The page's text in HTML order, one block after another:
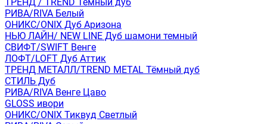
РИВА/RIVA Белый
ОНИКС/ONIX Дуб Аризона
НЬЮ ЛАЙН/ NEW LINE Дуб шамони темный
СВИФТ/SWIFT Венге
ЛОФТ/LOFT Дуб Аттик
ТРЕНД МЕТАЛЛ/TREND METAL Тёмный дуб
СТИЛЬ Дуб
РИВА/RIVA Венге Цаво
GLOSS ивори
ОНИКС/ONIX Тиквуд Светлый